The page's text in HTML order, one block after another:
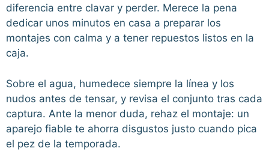
diferencia entre clavar y perder. Merece la pena
dedicar unos minutos en casa a preparar los
montajes con calma y a tener repuestos listos en la
caja.
Sobre el agua, humedece siempre la línea y los
nudos antes de tensar, y revisa el conjunto tras cada
captura. Ante la menor duda, rehaz el montaje: un
aparejo fiable te ahorra disgustos justo cuando pica
el pez de la temporada.